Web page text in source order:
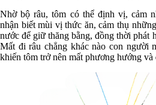
Nhờ bộ râu, tôm có thể định vị, cảm
nhận biết mùi vị thức ăn, cảm thụ
nước để giữ thăng bằng, đồng thời phát
Mất đi râu chẳng khác nào con người
khiến tôm trở nên mất phương hướng và